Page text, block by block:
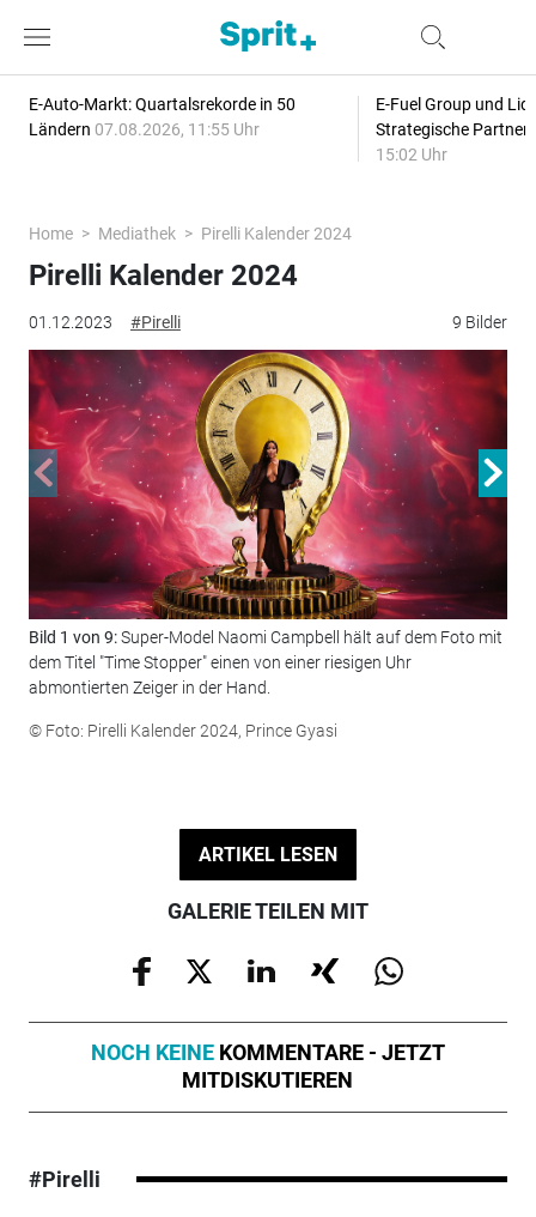
E-Auto-Markt: Quartalsrekorde in 50
Ländern 07.08.2026, 11:55 Uhr
E-Fuel Group und
Strategische
15:02 Uhr
Home Mediathek Pirelli Kalender 2024
01.12.2023 #Pirelli 9 Bilder
Pirelli Kalender 2024
Bild 1 von 9:Super-Model Naomi Campbell hält auf dem Foto mit
dem Titel "Time Stopper" einen von einer riesigen Uhr
abmontierten Zeiger in der Hand.
© Foto: Pirelli Kalender 2024, Prince Gyasi
ARTIKEL LESEN
GALERIE TEILEN MIT
NOCH KEINE KOMMENTARE - JETZT
MITDISKUTIEREN
#Pirelli